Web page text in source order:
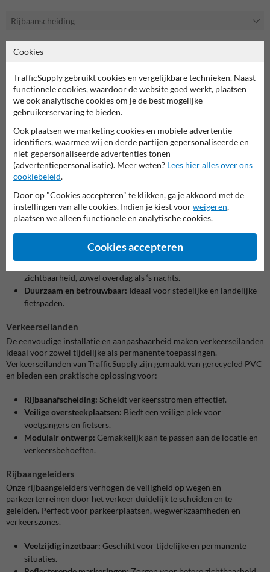
Rijbaanscheiding
Rijbaanscheiders: een veilige en efficiënte
Rijbaanscheiders spelen een essentiële rol bij het scheiden en
organiseren van verkeersstromen, wat zowel de veiligheid als de
doorstroming op de weg sterk bevordert. TrafficSupply biedt een
uitgebreid aanbod aan rijbaanscheiders die geschikt zijn voor diverse
materialen zoals rubber, gerecycled PVC en kunststof, wat zorgt voor
een lange levensduur en betrouwbare prestaties:
Fietspadafscheiders
Onze fietspadafscheiders zijn speciaal ontwikkeld om fietsers en
gemotoriseerd verkeer veilig van elkaar te scheiden. Met deze
afscheiders creëer je een veilige en duidelijke scheiding tussen
verkeersstromen.
zichtbaarheid, zowel overdag als ‘s nachts.
Duurzaam en betrouwbaar: Ideaal voor stedelijke en landelijke
fietspaden.
Verkeerseilanden
De eenvoudige installatie en aanpasbaarheid maken verkeerseilanden
ideaal voor zowel tijdelijke als permanente toepassingen.
Verkeerseilanden van TrafficSupply zijn gemaakt van gerecycled PVC
en bieden een praktische oplossing voor:
Rijbaanafscheiding: Scheidt verkeersstromen effectief.
Veilige oversteekplaatsen: Biedt een veilige plek voor
voetgangers en fietsers.
Modulair ontwerp: Gemakkelijk aan te passen aan de locatie en
verkeersbehoeften.
Rijbaangeleiders
Onze rijbaangeleiders verhogen de veiligheid op wegen en
parkeerterreinen door het verkeer duidelijk te scheiden en te
geleiden. Perfect voor parkeerplaatsen, wegwerkzaamheden en
verkeerszones.
Veelzijdig inzetbaar: Geschikt voor tijdelijke en permanente
situaties.
Cookies
TrafficSupply gebruikt cookies en vergelijkbare technieken. Naast
functionele cookies, waardoor de website goed werkt, plaatsen
we ook analytische cookies om je de best mogelijke
gebruikerservaring te bieden.
Ook plaatsen we marketing cookies en mobiele advertentie-
identifiers, waarmee wij en derde partijen gepersonaliseerde en
niet-gepersonaliseerde advertenties tonen
(advertentiepersonalisatie). Meer weten? Lees hier alles over ons
cookiebeleid.
Door op "Cookies accepteren" te klikken, ga je akkoord met de
instellingen van alle cookies. Indien je kiest voorweigeren,
plaatsen we alleen functionele en analytische cookies.
Cookies accepteren